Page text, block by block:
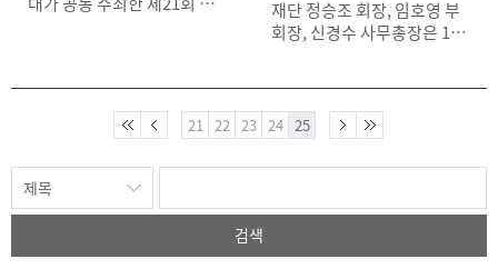
축하하고 주한미군전우회 하
와이 챕터 회원들과 친교의
회 내용 : 뉴스레터 참조
기후위기 대응, 한미동맹 등 5
개 분과로 나뉘어 열띤 토론
을 벌였으며, 김성수 한양대
사를 맡았다. 한미동맹 분과
참가자들은 한미동맹의 현재
재단 정승조 회장, 임호영 부
회장, 신경수 사무총장은 11.
성원을 당부했다. 재단은 올
해 추진한 주요 사업성과를
설명하면서, 재단에서 발간한
소개하고, 첫 시상식을 가진
취지에 대해 설명했다. 아울
21 22 23 24 25
검색